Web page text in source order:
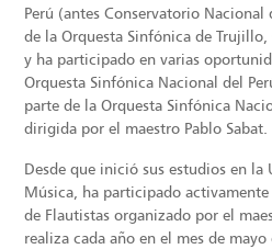
Perú (antes Conservatorio
de la Orquesta Sinfónica de
y ha participado en varias
Orquesta Sinfónica Nacional del
parte de la Orquesta Sinfónica
dirigida por el maestro Pablo Sabat.
Desde que inició sus estudios en la
Música, ha participado
de Flautistas organizado por el
realiza cada año en el mes de